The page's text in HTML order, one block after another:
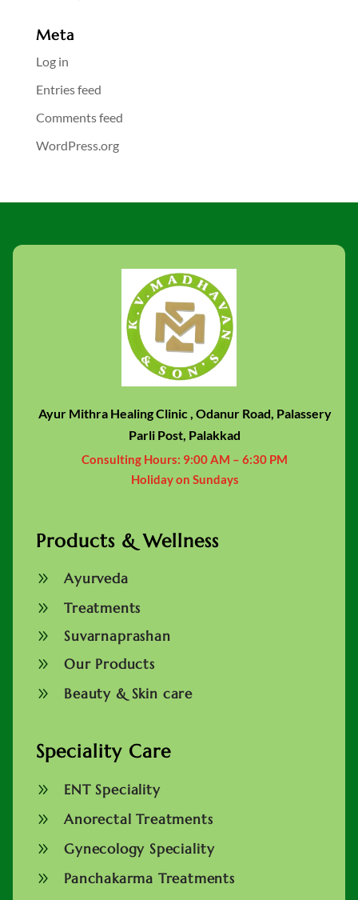
Meta
Log in
Entries feed
Comments feed
WordPress.org
Ayur Mithra Healing Clinic , Odanur Road, Palassery
Parli Post, Palakkad
Consulting Hours: 9:00 AM – 6:30 PM
Holiday on Sundays
Products & Wellness
9 Ayurveda
9 Treatments
9 Suvarnaprashan
9 Our Products
9 Beauty & Skin care
Speciality Care
9 ENT Speciality
9 Anorectal Treatments
9 Gynecology Speciality
9 Panchakarma Treatments